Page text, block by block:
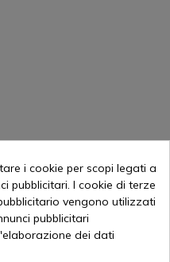
dal 1998
i cookie per scopi legati a
pubblicitari. I cookie di terze
vengono utilizzati
pubblicitari
dei dati